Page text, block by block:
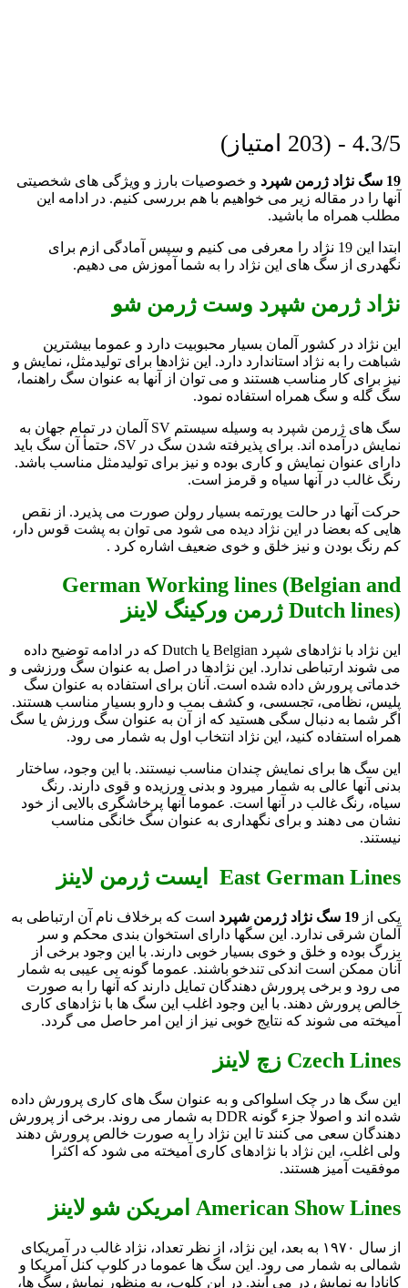
4.3/5 - (203 امتیاز)
19 سگ نژاد ژرمن شپرد
و خصوصیات بارز و ویژگی های شخصیتی
آنها را در مقاله زیر می خواهیم با هم بررسی کنیم. در ادامه این
مطلب همراه ما باشید.
ابتدا این 19 نژاد را معرفی می کنیم و سپس آمادگی ازم برای
نگهدری از سگ های این نژاد را به شما آموزش می دهیم.
نژاد ژرمن شپرد وست ژرمن شو
این نژاد در کشور آلمان بسیار محبوبیت دارد و عموما بیشترین
شباهت را به نژاد استاندارد دارد. این نژادها برای تولیدمثل، نمایش و
نیز برای کار مناسب هستند و می توان از آنها به عنوان سگ راهنما،
سگ گله و سگ همراه استفاده نمود.
سگ های ژرمن شپرد به وسیله سیستم SV آلمان در تمام جهان به
نمایش درآمده اند. برای پذیرفته شدن سگ در SV، حتمأ آن سگ باید
دارای عنوان نمایش و کاری بوده و نیز برای تولیدمثل مناسب باشد.
رنگ غالب در آنها سیاه و قرمز است.
حرکت آنها در حالت یورتمه بسیار رولن صورت می پذیرد. از نقص
هایی که بعضا در این نژاد دیده می شود می توان به پشت قوس دار،
کم رنگ بودن و نیز خلق و خوی ضعیف اشاره کرد .
German Working lines (Belgian and
Dutch lines) ژرمن ورکينگ لاينز
این نژاد با نژادهای شپرد Belgian يا Dutch که در ادامه توضیح داده
می شوند ارتباطی ندارد. این نژادها در اصل به عنوان سگ ورزشی و
خدماتی پرورش داده شده است. آنان برای استفاده به عنوان سگ
پلیس، نظامی، تجسسی، و کشف بمب و دارو بسیار مناسب هستند.
اگر شما به دنبال سگی هستید که از آن به عنوان سگ ورزش یا سگ
همراه استفاده کنید، این نژاد انتخاب اول به شمار می رود.
این سگ ها برای نمایش چندان مناسب نیستند. با این وجود، ساختار
بدنی آنها عالی به شمار میرود و بدنی ورزیده و قوی دارند. رنگ
سیاه، رنگ غالب در آنها است. عموما آنها پرخاشگری بالایی از خود
نشان می دهند و برای نگهداری به عنوان سگ خانگی مناسب
نیستند.
East German Lines ایست ژرمن لاينز
یکی از 19 سگ نژاد ژرمن شپرد
است که برخلاف نام آن ارتباطی به
آلمان شرقی ندارد. این سگها دارای استخوان بندی محکم و سر
بزرگ بوده و خلق و خوی بسیار خوبی دارند. با این وجود برخی از
آنان ممکن است اندکی تندخو باشند. عموما گونه بی عیبی به شمار
می رود و برخی پرورش دهندگان تمایل دارند که آنها را به صورت
خالص پرورش دهند. با این وجود اغلب این سگ ها با نژادهای کاری
آمیخته می شوند که نتایج خوبی نیز از این امر حاصل می گردد.
Czech Lines زچ لاينز
این سگ ها در چک اسلواکی و به عنوان سگ های کاری پرورش داده
شده اند و اصولا جزء گونه DDR به شمار می روند. برخی از پرورش
دهندگان سعی می کنند تا این نژاد را به صورت خالص پرورش دهند
ولی اغلب، این نژاد با نژادهای کاری آمیخته می شود که اکثرا
موفقیت آمیز هستند.
American Show Lines امریکن شو لاینز
از سال ۱۹۷۰ به بعد، این نژاد، از نظر تعداد، نژاد غالب در آمریکای
شمالی به شمار می رود. این سگ ها عموما در کلوپ کنل آمریکا و
کانادا به نمایش در می آیند. در این کلوپ، به منظور نمایش سگ ها،